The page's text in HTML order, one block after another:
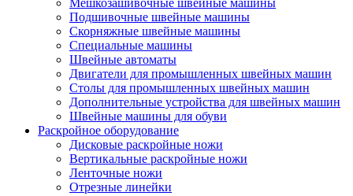
Мешкозашивочные швейные машины
Подшивочные швейные машины
Скорняжные швейные машины
Специальные машины
Швейные автоматы
Двигатели для промышленных швейных машин
Столы для промышленных швейных машин
Дополнительные устройства для швейных машин
Швейные машины для обуви
Раскройное оборудование
Дисковые раскройные ножи
Вертикальные раскройные ножи
Ленточные ножи
Отрезные линейки